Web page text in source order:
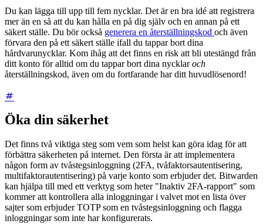
Du kan lägga till upp till fem nycklar. Det är en bra idé att registrera
mer än en så att du kan hålla en på dig själv och en annan på ett
säkert ställe. Du bör också generera en återställningskod och även
förvara den på ett säkert ställe ifall du tappar bort dina
hårdvarunycklar. Kom ihåg att det finns en risk att bli utestängd från
ditt konto för alltid om du tappar bort dina nycklaroch
återställningskod, även om du fortfarande har ditt huvudlösenord!
Öka din säkerhet
Det finns två viktiga steg som vem som helst kan göra idag för att
förbättra säkerheten på internet. Den första är att implementera
någon form av tvåstegsinloggning (2FA, tvåfaktorsautentisering,
multifaktorautentisering) på varje konto som erbjuder det. Bitwarden
kan hjälpa till med ett verktyg som heter "Inaktiv 2FA-rapport" som
kommer att kontrollera alla inloggningar i valvet mot en lista över
sajter som erbjuder TOTP som en tvåstegsinloggning och flagga
inloggningar som inte har konfigurerats.